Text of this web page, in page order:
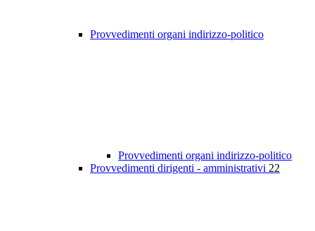
Provvedimenti organi indirizzo-politico
Provvedimenti organi indirizzo-politico
Provvedimenti dirigenti - amministrativi 22